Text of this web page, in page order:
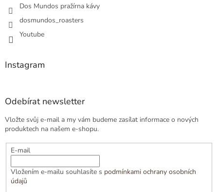
Dos Mundos pražírna kávy
dosmundos_roasters
Youtube
Instagram
Odebírat newsletter
Vložte svůj e-mail a my vám budeme zasílat informace o nových
produktech na našem e-shopu.
E-mail
Vložením e-mailu souhlasíte s podmínkami ochrany osobních
údajů